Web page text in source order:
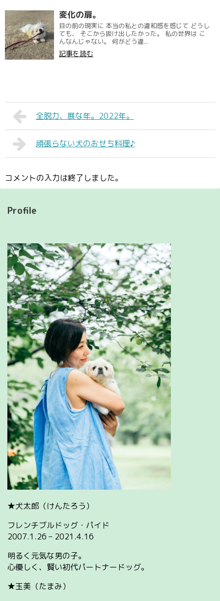
変化の扉。
目の前の現実に 本当の私との違和感を感じて どうし
ても、 そこから抜け出したかった。 私の世界は こ
んなんじゃない。 何がどう違...
記事を読む
全脱力、展な年。2022年。
頑張らない犬のおせち料理♪
コメントの入力は終了しました。
Profile
★犬太郎（けんたろう）
フレンチブルドッグ・パイド
2007.1.26 – 2021.4.16
明るく元気な男の子。
心優しく、賢い初代パートナードッグ。
★玉美（たまみ）